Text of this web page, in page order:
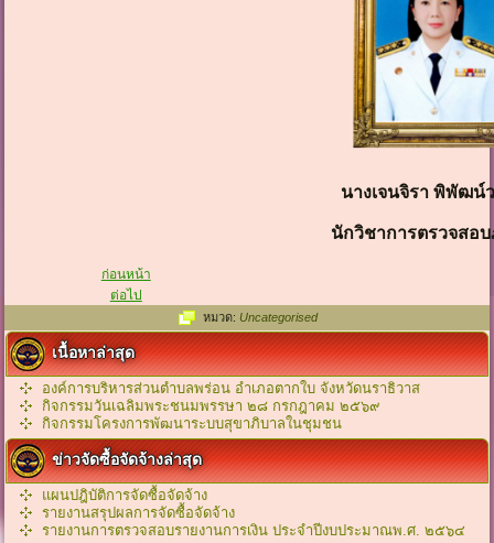
นางเจนจิรา พิพัฒน์
นักวิชาการตรวจสอ
ก่อนหน้า
ต่อไป
หมวด: Uncategorised
เนื้อหาล่าสุด
องค์การบริหารส่วนตำบลพร่อน อำเภอตากใบ จังหวัดนราธิวาส
กิจกรรมวันเฉลิมพระชนมพรรษา ๒๘ กรกฎาคม ๒๕๖๙
กิจกรรมโครงการพัฒนาระบบสุขาภิบาลในชุมชน
ข่าวจัดซื้อจัดจ้างล่าสุด
แผนปฎิบัติการจัดซื้อจัดจ้าง
รายงานสรุปผลการจัดซื้อจัดจ้าง
รายงานการตรวจสอบรายงานการเงิน ประจำปีงบประมาณพ.ศ. ๒๕๖๔